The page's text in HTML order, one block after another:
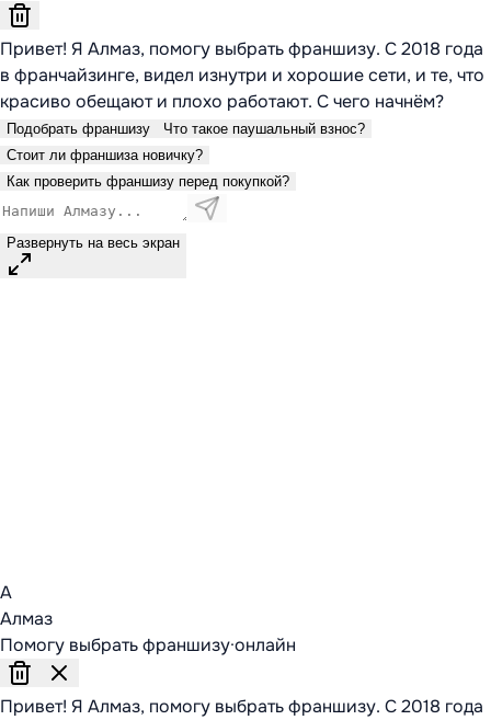
Привет! Я Алмаз, помогу выбрать франшизу. С 2018 года
в франчайзинге, видел изнутри и хорошие сети, и те, что
красиво обещают и плохо работают. С чего начнём?
Подобрать франшизу
Что такое паушальный взнос?
Стоит ли франшиза новичку?
Как проверить франшизу перед покупкой?
Развернуть на весь экран
А
Алмаз
Помогу выбрать франшизу·онлайн
Привет! Я Алмаз, помогу выбрать франшизу. С 2018 года